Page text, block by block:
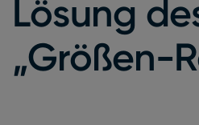
Lösung
„Größen-